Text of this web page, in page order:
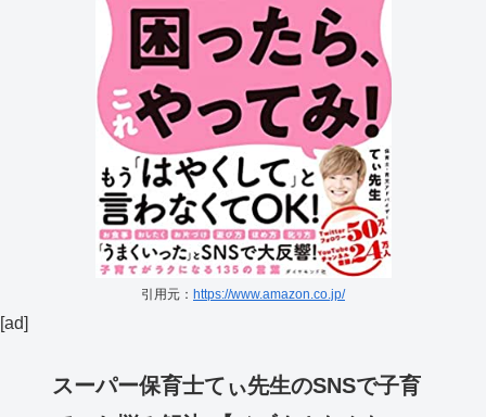
引用元： https://www.amazon.co.jp/
[ad]
スーパー保育士てぃ先生のSNSで子育